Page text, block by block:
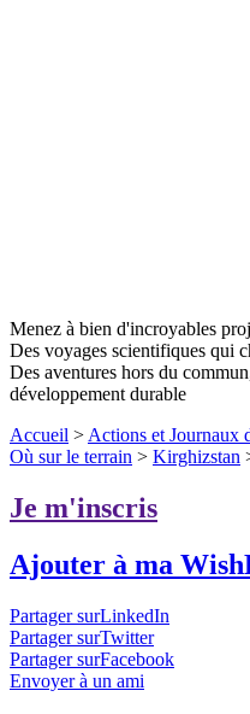
Menez à bien d'incroyables
Des voyages scientifiques qui
Des aventures hors du
développement durable
Accueil > Actions et Journaux
Où sur le terrain > Kirghizstan
Je m'inscris
Ajouter à ma
Partager surLinkedIn
Partager surTwitter
Partager surFacebook
Envoyer à un ami